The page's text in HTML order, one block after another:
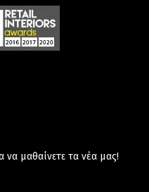
να μαθαίνετε τα νέα μας!